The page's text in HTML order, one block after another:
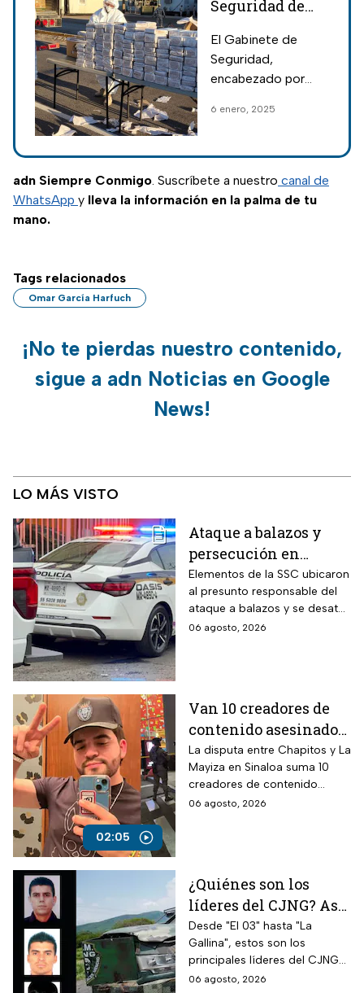
Seguridad de
Harfuch
aseguran carros
neutralizan
clandestino
El Gabinete de
Seguridad,
encabezado por
Harfuch, informó
detenciones,
cateos y acciones
que forman parte de
6 enero, 2025
adn Siempre Conmigo. Suscríbete a nuestro canal de
WhatsApp y lleva la información en la palma de tu
mano.
Tags relacionados
Omar García Harfuch
¡No te pierdas nuestro contenido,
sigue a adn Noticias en Google
News!
LO MÁS VISTO
Ataque a balazos y
persecución en
Álvaro Obregón,
CDMX, hoy 6 de agosto
Elementos de la SSC ubicaron
al presunto responsable del
ataque a balazos y se desató
una persecución
06 agosto, 2026
02:05
Van 10 creadores de
contenido asesinados
desde la guerra entre
Chapitos y La Mayiza
La disputa entre Chapitos y La
Mayiza en Sinaloa suma 10
creadores de contenido
asesinados desde septiembre
06 agosto, 2026
¿Quiénes son los
líderes del CJNG? Así
opera la cúpula del
cártel que busca EUA
Desde "El 03" hasta "La
Gallina", estos son los
principales líderes del CJNG
identificados por autoridades
06 agosto, 2026